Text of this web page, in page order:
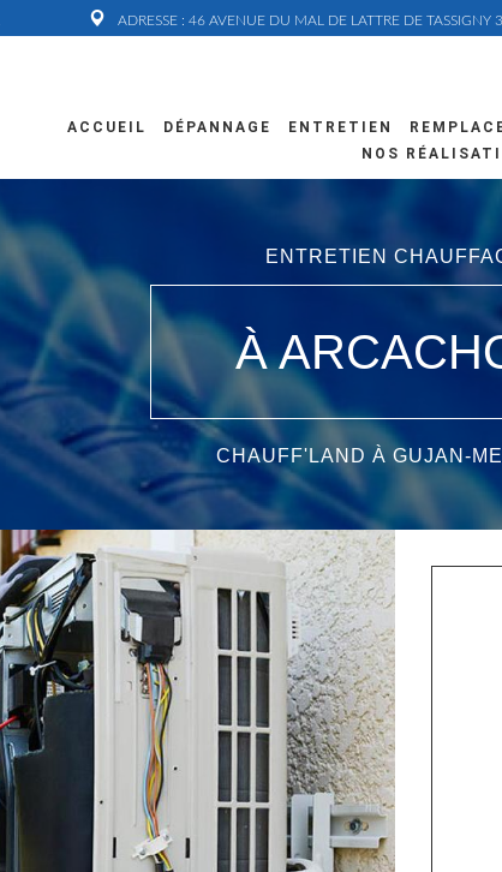
ADRESSE : 46 AVENUE DU MAL DE LATTRE DE TASSIGNY
ACCUEIL DÉPANNAGE ENTRETIEN
NOS
ENTRETIEN
À
CHAUFF'LAND À GUJAN-